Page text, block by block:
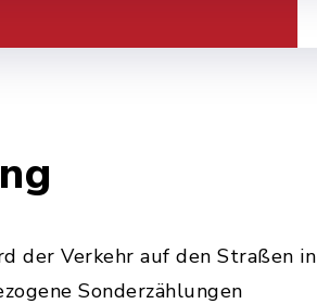
der Verkehr auf den Straßen in
Sonderzählungen